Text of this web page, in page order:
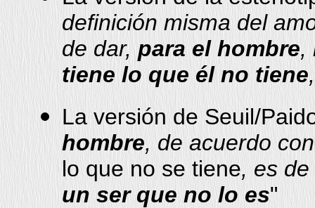
definición misma del
de dar,para el hombre,
tiene lo que él no tiene
La versión de Seuil/
hombre, de acuerdo
lo que no se tiene, es de
un ser que no lo es"